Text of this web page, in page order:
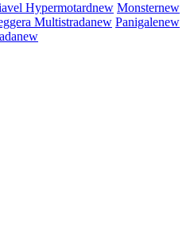
Hypermotardnew Monsternew
Multistradanew Panigalenew
new